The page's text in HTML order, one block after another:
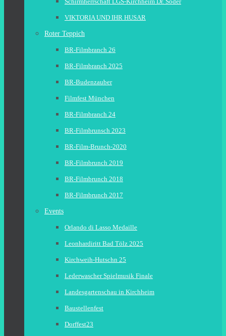
VIKTORIA UND IHR HUSAR
Roter Teppich
BR-Filmbranch 26
BR-Filmbranch 2025
BR-Budenzauber
Filmfest München
BR-Filmbranch 24
BR-Filmbrunsch 2023
BR-Film-Brunch-2020
BR-Filmbrunch 2019
BR-Filmbrunch 2018
BR-Filmbrunch 2017
Events
Orlando di Lasso Medaille
Leonhardiritt Bad Tölz 2025
Kirchweih-Hutschn 25
Lederwascher Spielmusik Finale
Landesgartenschau in Kirchheim
Baustellenfest
Dorffest23